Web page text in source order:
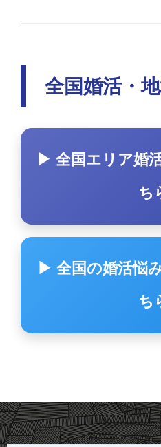
全国婚活・
▶ 全国エリア婚
ち
▶ 全国の婚活悩
ち